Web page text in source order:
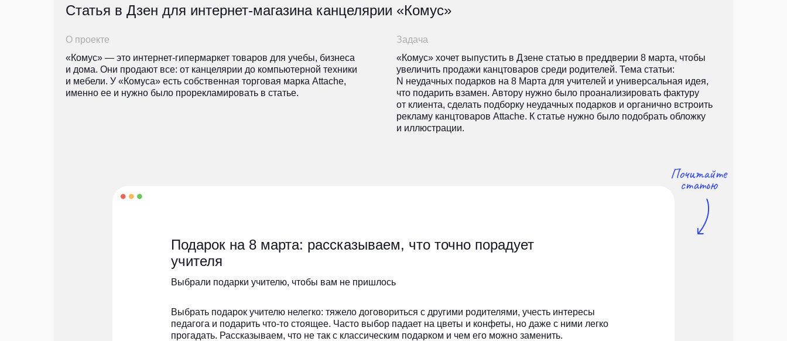
Статья в Дзен для интернет-магазина канцелярии «Комус»
О проекте
«Комус» — это интернет-гипермаркет товаров для учебы, бизнеса
и дома. Они продают все: от канцелярии до компьютерной техники
и мебели. У «Комуса» есть собственная торговая марка Attache,
именно ее и нужно было прорекламировать в статье.
Задача
«Комус» хочет выпустить в Дзене статью в преддверии 8 марта, чтобы
увеличить продажи канцтоваров среди родителей. Тема статьи:
N неудачных подарков на 8 Марта для учителей и универсальная идея,
что подарить взамен. Автору нужно было проанализировать фактуру
от клиента, сделать подборку неудачных подарков и органично встроить
рекламу канцтоваров Attache. К статье нужно было подобрать обложку
и иллюстрации.
Подарок на 8 марта: рассказываем, что точно порадует
учителя
Выбрали подарки учителю, чтобы вам не пришлось
Выбрать подарок учителю нелегко: тяжело договориться с другими родителями, учесть интересы
педагога и подарить что-то стоящее. Часто выбор падает на цветы и конфеты, но даже с ними легко
прогадать. Рассказываем, что не так с классическим подарком и чем его можно заменить.